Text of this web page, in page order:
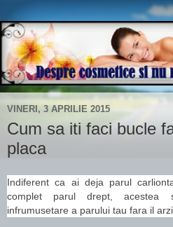
VINERI, 3 APRILIE 2015
Cum sa iti faci bucle
placa
Indiferent ca ai deja parul
complet parul drept, acestea
infrumusetare a parului tau fara il